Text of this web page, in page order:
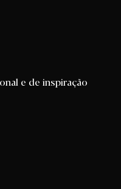
e de inspiração